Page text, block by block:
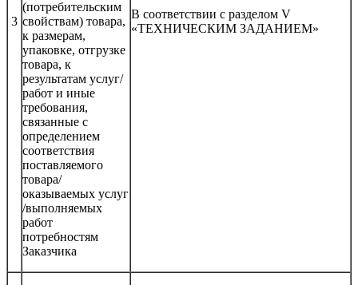
3
(потребительским
свойствам) товара,
к размерам,
упаковке, отгрузке
товара, к
результатам услуг/
работ и иные
требования,
связанные с
определением
соответствия
поставляемого
товара/
оказываемых услуг
/выполняемых
работ
потребностям
Заказчика
В соответствии с разделом V
«ТЕХНИЧЕСКИМ ЗАДАНИЕМ»